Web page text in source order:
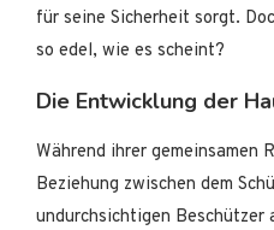
für seine Sicherheit sorgt.
so edel, wie es scheint?
Die Entwicklung der
Während ihrer gemeinsamen
Beziehung zwischen dem
undurchsichtigen Beschützer